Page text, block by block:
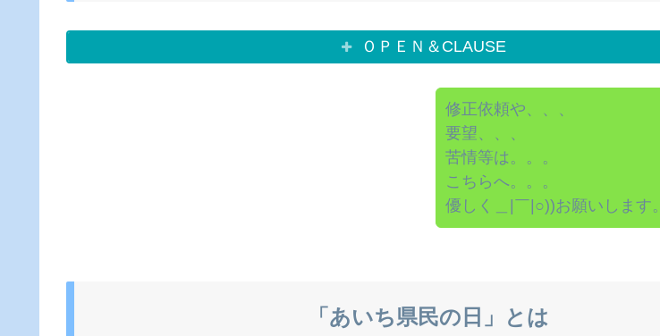
ＯＰＥＮ＆CLAUSE
修正依頼や、、、
要望、、、
苦情等は。。。
こちらへ。。。
優しく＿|￣|○))お願いします。
「あいち県民の日」とは